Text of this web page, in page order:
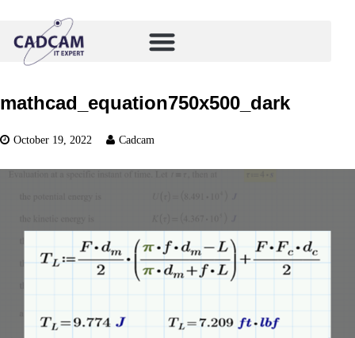
mathcad_equation750x500_dark
October 19, 2022 Cadcam